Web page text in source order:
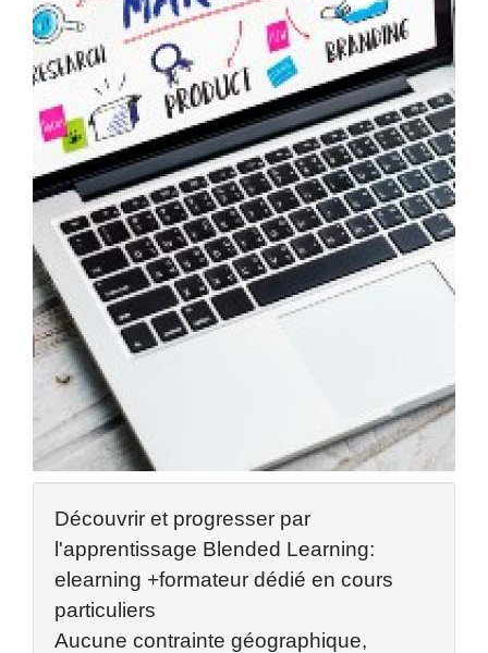
Découvrir et progresser par
l'apprentissage Blended Learning:
elearning +formateur dédié en cours
particuliers
Aucune contrainte géographique,